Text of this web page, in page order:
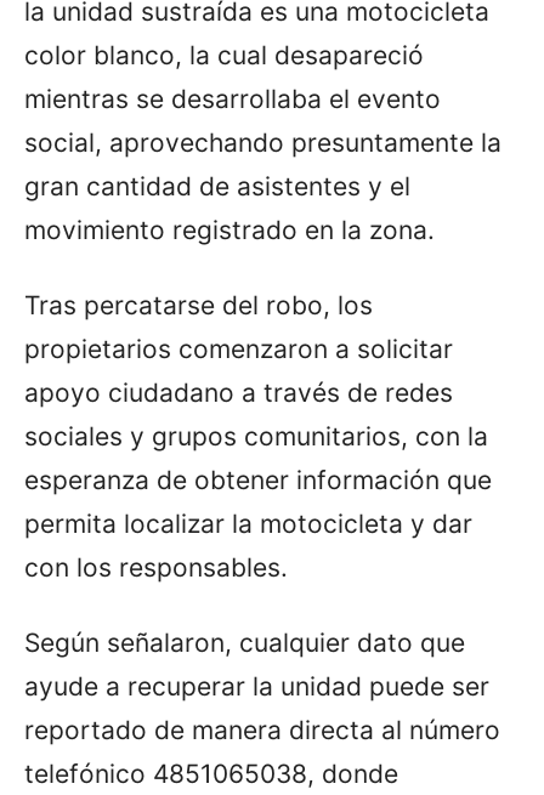
la unidad sustraída es una motocicleta
color blanco, la cual desapareció
mientras se desarrollaba el evento
social, aprovechando presuntamente la
gran cantidad de asistentes y el
movimiento registrado en la zona.
Tras percatarse del robo, los
propietarios comenzaron a solicitar
apoyo ciudadano a través de redes
sociales y grupos comunitarios, con la
esperanza de obtener información que
permita localizar la motocicleta y dar
con los responsables.
Según señalaron, cualquier dato que
ayude a recuperar la unidad puede ser
reportado de manera directa al número
telefónico 4851065038, donde